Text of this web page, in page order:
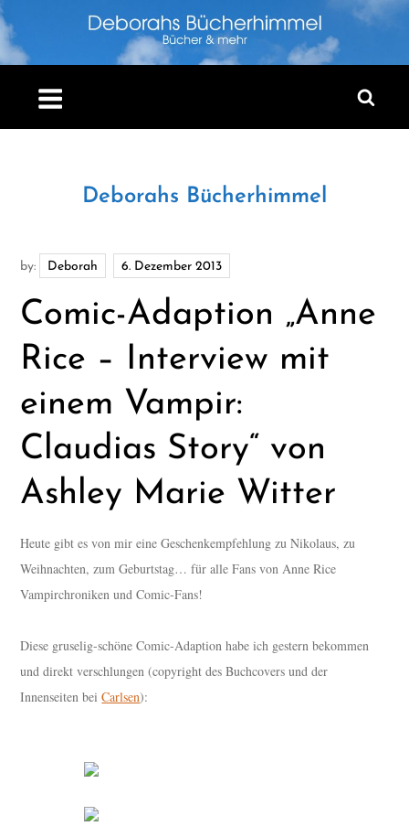
Skip
to
content
Deborahs Bücherhimmel
by: Deborah
Comic-Adaption „Anne
Rice – Interview mit
einem Vampir:
Claudias Story“ von
Ashley Marie Witter
Heute gibt es von mir eine Geschenkempfehlung zu Nikolaus, zu
Weihnachten, zum Geburtstag… für alle Fans von Anne Rice
Vampirchroniken und Comic-Fans!
Diese gruselig-schöne Comic-Adaption habe ich gestern bekommen
und direkt verschlungen (copyright des Buchcovers und der
Innenseiten beiCarlsen):